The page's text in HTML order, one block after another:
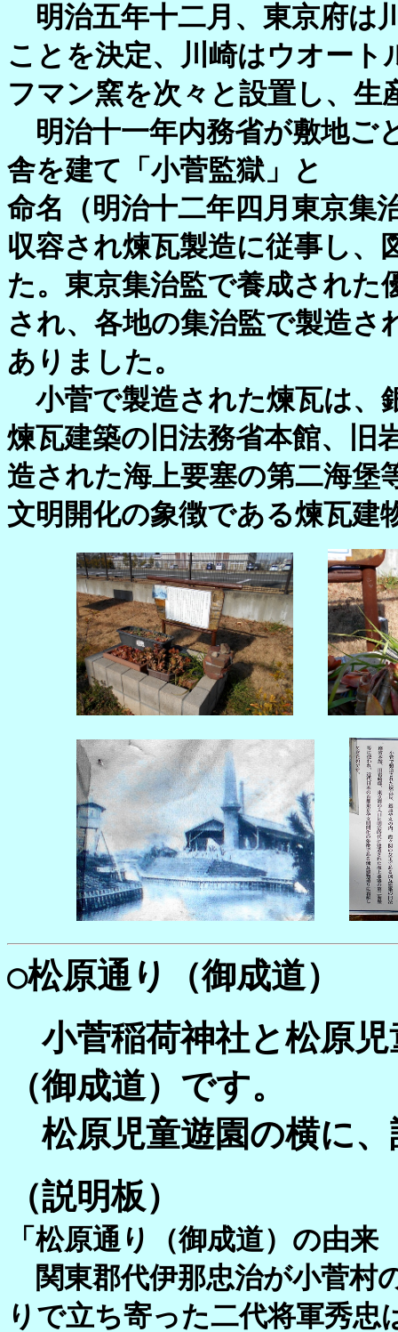
明治五年十二月、東京府は
ことを決定、川崎はウオー
フマン窯を次々と設置し、生
明治十一年内務省が敷地ご
舎を建て「小菅監獄」と
命名（明治十二年四月東京集
収容され煉瓦製造に従事し
た。東京集治監で養成された
され、各地の集治監で製造
ありました。
小菅で製造された煉瓦は、
煉瓦建築の旧法務省本館、旧
造された海上要塞の第二海堡
文明開化の象徴である煉瓦建
○松原通り（御成道）
小菅稲荷神社と松原児
（御成道）です。
松原児童遊園の横に
（説明板）
「松原通り（御成道）の由来
関東郡代伊那忠治が小菅村
りで立ち寄った二代将軍秀